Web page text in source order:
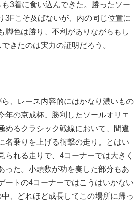
3着に食い込んできた。勝ったソー
3Fこそ及ばないが、内の同じ位置に
脚色は勝り、不利がありながらもし
きたのは実力の証明だろう。
、レース内容的にはかなり濃いもの
年の京成杯。勝利したソールオリエ
めるクラシック戦線において、間違
名乗りを上げる衝撃の走り。とはい
られる走りで、4コーナーでは大きく
った。小頭数が功を奏した部分もあ
ートの4コーナーではこうはいかない
、どれほど成長してこの場所に帰っ